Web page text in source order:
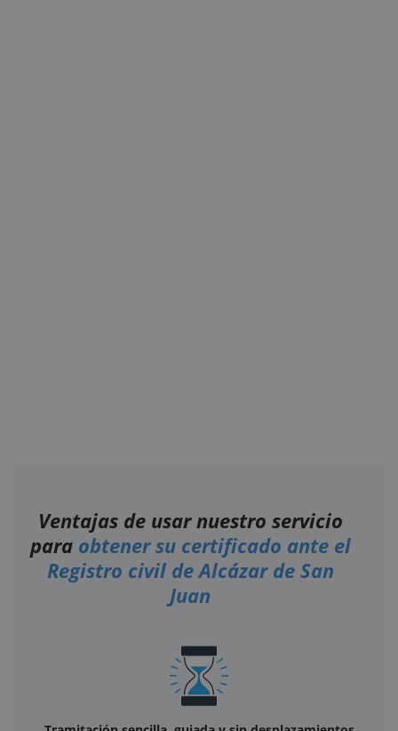
Ventajas de usar nuestro servicio
para obtener su certificado ante el
Registro civil de Alcázar de San
Juan